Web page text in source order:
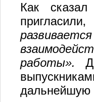
Как сказал
работы».
дальнейшую